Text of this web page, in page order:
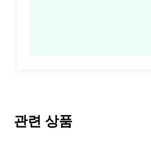
관련 상품